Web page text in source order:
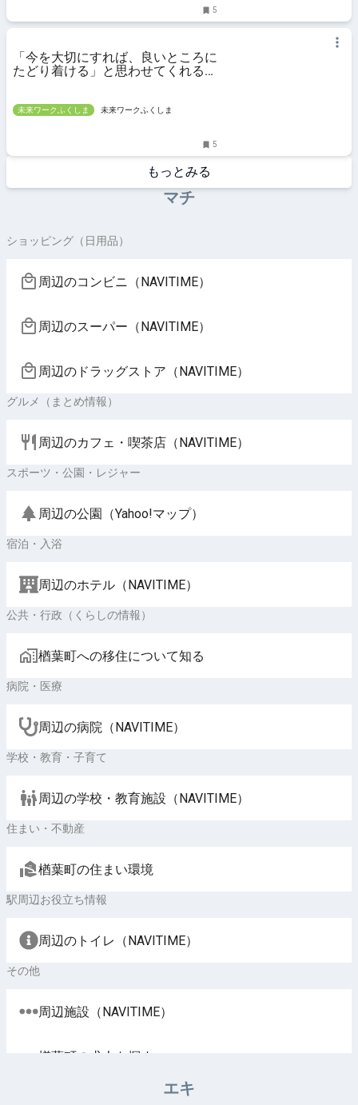
5
「今を大切にすれば、良いところに
たどり着ける」と思わせてくれる楢
未来ワークふくしま 未来ワークふくしま
5
もっとみる
マチ
ショッピング（日用品）
周辺のコンビニ（NAVITIME）
周辺のスーパー（NAVITIME）
周辺のドラッグストア（NAVITIME）
グルメ（まとめ情報）
周辺のカフェ・喫茶店（NAVITIME）
スポーツ・公園・レジャー
周辺の公園（Yahoo!マップ）
宿泊・入浴
周辺のホテル（NAVITIME）
公共・行政（くらしの情報）
楢葉町への移住について知る
病院・医療
周辺の病院（NAVITIME）
学校・教育・子育て
周辺の学校・教育施設（NAVITIME）
住まい・不動産
楢葉町の住まい環境
駅周辺お役立ち情報
周辺のトイレ（NAVITIME）
その他
周辺施設（NAVITIME）
楢葉町の求人を探す
エキ